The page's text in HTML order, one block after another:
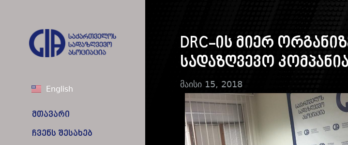
DRC-ის მიერ
სადაზღვევო
მაისი 15, 2018
English
მთავარი
ჩვენს შესახებ